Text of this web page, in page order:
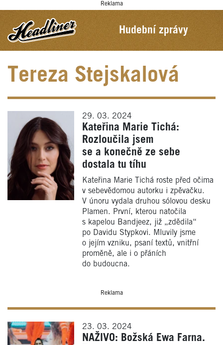
Reklama
Hudební zprávy
Tereza Stejskalová
29. 03. 2024
Kateřina Marie Tichá:
Rozloučila jsem
se a konečně ze sebe
dostala tu tíhu
Kateřina Marie Tichá roste před očima
v sebevědomou autorku i zpěvačku.
V únoru vydala druhou sólovou desku
Plamen. První, kterou natočila
s kapelou Bandjeez, již „zdědila“
po Davidu Stypkovi. Mluvily jsme
o jejím vzniku, psaní textů, vnitřní
proměně, ale i o přáních
do budoucna.
Reklama
23. 03. 2024
NAŽIVO: Božská Ewa Farna.